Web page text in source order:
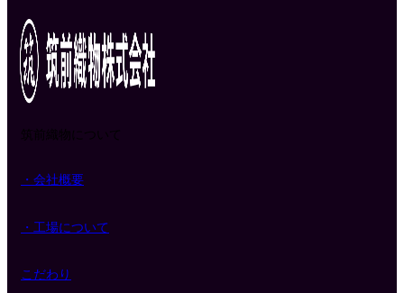
筑前織物について
・会社概要
・工場について
こだわり